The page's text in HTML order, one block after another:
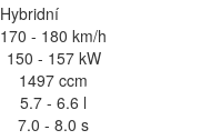
Hybridní
170 - 180 km/h
150 - 157 kW
1497 ccm
5.7 - 6.6 l
7.0 - 8.0 s